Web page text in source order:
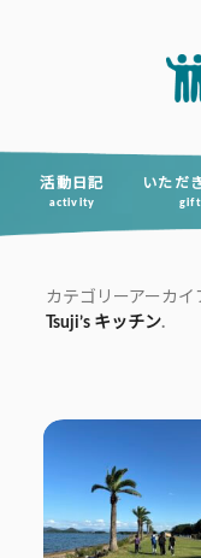
ツ
活動日記
activity
いただ
gift
カテゴリーアーカイ
Tsuji’s キッチン